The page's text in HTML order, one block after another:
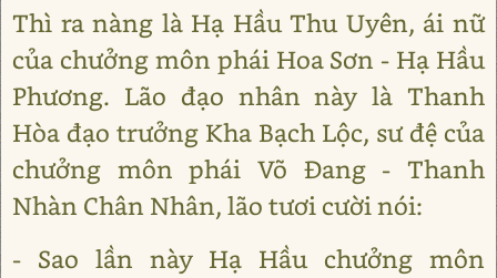
Thì ra nàng là Hạ Hầu Thu Uyên, ái nữ
của chưởng môn phái Hoa Sơn - Hạ Hầu
Phương. Lão đạo nhân này là Thanh
Hòa đạo trưởng Kha Bạch Lộc, sư đệ của
chưởng môn phái Võ Đang - Thanh
Nhàn Chân Nhân, lão tươi cười nói:
- Sao lần này Hạ Hầu chưởng môn